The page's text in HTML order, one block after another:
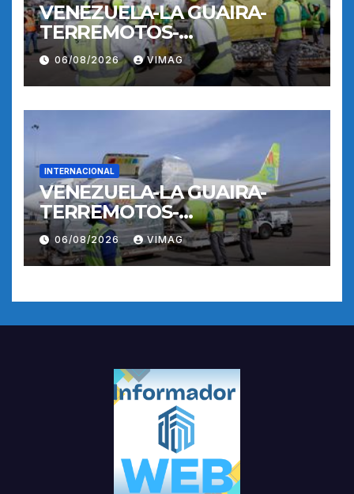
VENEZUELA-LA GUAIRA-
TERREMOTOS-
OPERACIONES AEREAS
06/08/2026 VIMAG
INTERNACIONAL
VENEZUELA-LA GUAIRA-
TERREMOTOS-
OPERACIONES AEREAS
06/08/2026 VIMAG